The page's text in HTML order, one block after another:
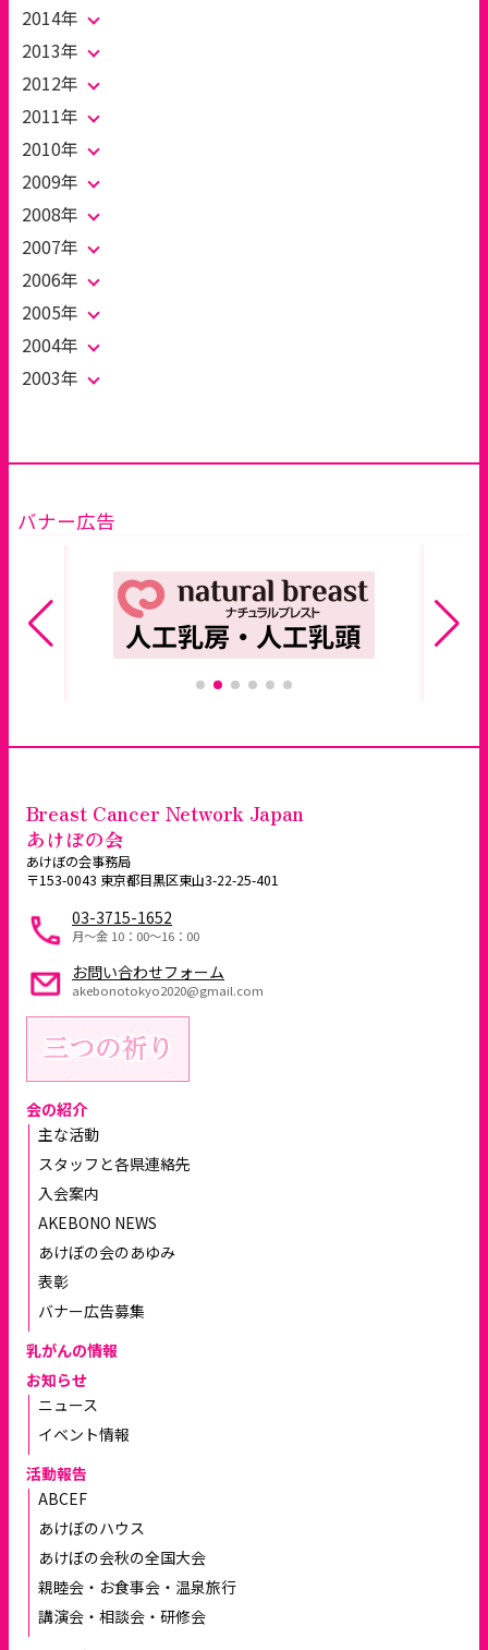
2014年
2013年
2012年
2011年
2010年
2009年
2008年
2007年
2006年
2005年
2004年
2003年
バナー広告
Breast Cancer Network Japan
あけぼの会
あけぼの会事務局
〒153-0043 東京都目黒区東山3-22-25-401
03-3715-1652
月～金 10：00〜16：00
お問い合わせフォーム
akebonotokyo2020@gmail.com
会の紹介
主な活動
スタッフと各県連絡先
入会案内
AKEBONO NEWS
あけぼの会のあゆみ
表彰
バナー広告募集
乳がんの情報
お知らせ
ニュース
イベント情報
活動報告
ABCEF
あけぼのハウス
あけぼの会秋の全国大会
親睦会・お食事会・温泉旅行
講演会・相談会・研修会